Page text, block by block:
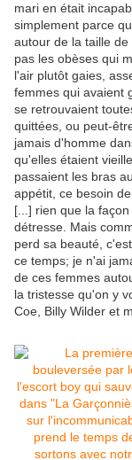
mari en était
simplement parce
autour de la taille
pas les obèses qui
l'air plutôt gaies,
femmes qui avaient
se retrouvaient
quittées, ou peut-
jamais d'homme
qu'elles étaient
passaient les bras
appétit, ce besoin
[...] rien que la
détresse. Mais
perd sa beauté,
ce temps; je n'ai
de ces femmes
la tristesse qu'on y
Coe, Billy Wilder et